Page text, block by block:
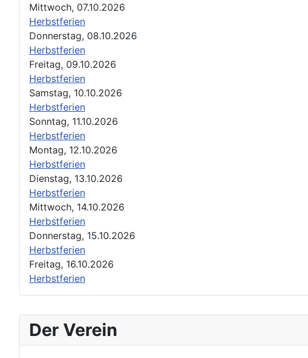
Der Verein
Mittwoch, 07.10.2026
Herbstferien
Donnerstag, 08.10.2026
Herbstferien
Freitag, 09.10.2026
Herbstferien
Samstag, 10.10.2026
Herbstferien
Sonntag, 11.10.2026
Herbstferien
Montag, 12.10.2026
Herbstferien
Dienstag, 13.10.2026
Herbstferien
Mittwoch, 14.10.2026
Herbstferien
Donnerstag, 15.10.2026
Herbstferien
Freitag, 16.10.2026
Herbstferien